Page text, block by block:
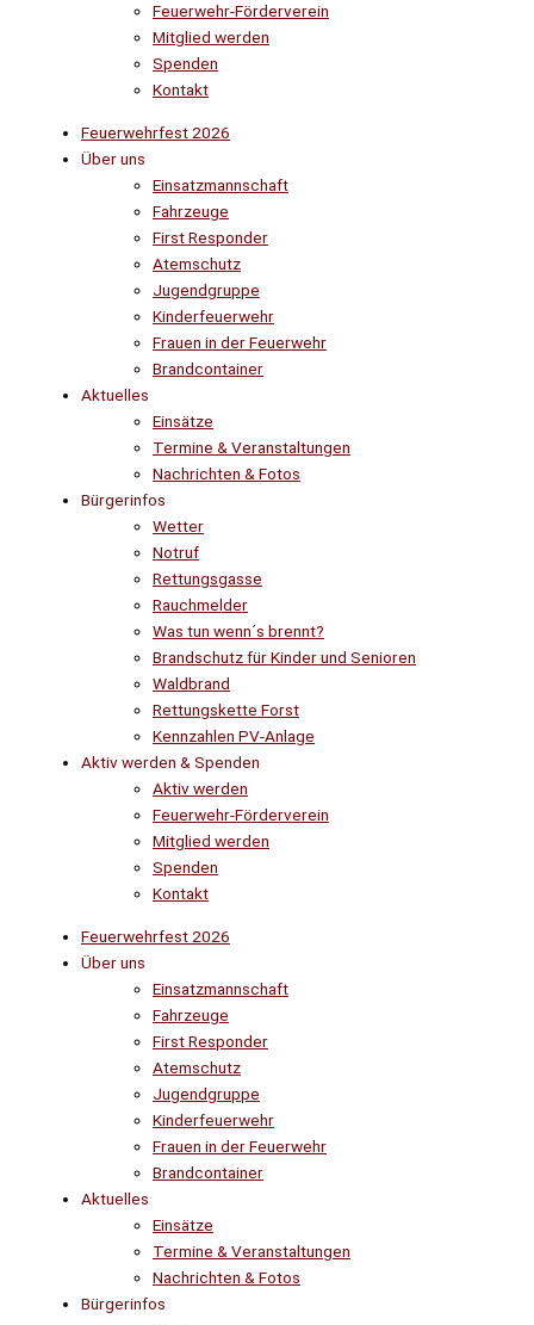
Feuerwehr-Förderverein
Mitglied werden
Spenden
Kontakt
Feuerwehrfest 2026
Über uns
Einsatzmannschaft
Fahrzeuge
First Responder
Atemschutz
Jugendgruppe
Kinderfeuerwehr
Frauen in der Feuerwehr
Brandcontainer
Aktuelles
Einsätze
Termine & Veranstaltungen
Nachrichten & Fotos
Bürgerinfos
Wetter
Notruf
Rettungsgasse
Rauchmelder
Was tun wenn´s brennt?
Brandschutz für Kinder und Senioren
Waldbrand
Rettungskette Forst
Kennzahlen PV-Anlage
Aktiv werden & Spenden
Aktiv werden
Feuerwehr-Förderverein
Mitglied werden
Spenden
Kontakt
Feuerwehrfest 2026
Über uns
Einsatzmannschaft
Fahrzeuge
First Responder
Atemschutz
Jugendgruppe
Kinderfeuerwehr
Frauen in der Feuerwehr
Brandcontainer
Aktuelles
Einsätze
Termine & Veranstaltungen
Nachrichten & Fotos
Bürgerinfos